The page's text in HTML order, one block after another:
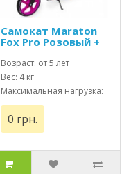
Самокат Maraton
Fox Pro Розовый +
Возраст: от 5 лет
Вес: 4 кг
Максимальная нагрузка:
до 100 кг
0 грн.